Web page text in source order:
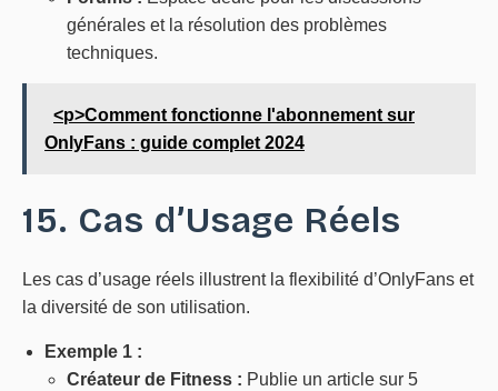
générales et la résolution des problèmes
techniques.
<p>Comment fonctionne l'abonnement sur
OnlyFans : guide complet 2024
15. Cas d’Usage Réels
Les cas d’usage réels illustrent la flexibilité d’OnlyFans et
la diversité de son utilisation.
Exemple 1 :
Créateur de Fitness : Publie un article sur 5